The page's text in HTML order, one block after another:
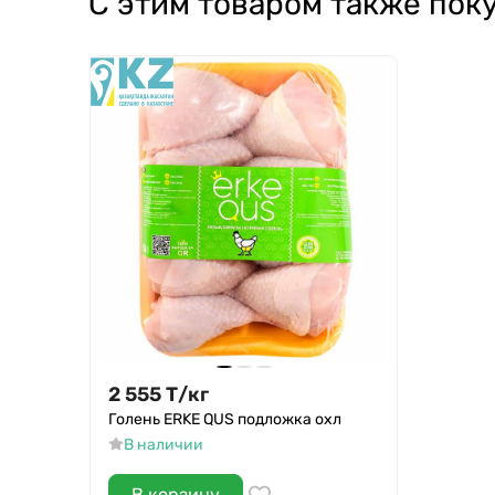
2 555Т/кг
Голень ERKE QUS подложка охл
В наличии